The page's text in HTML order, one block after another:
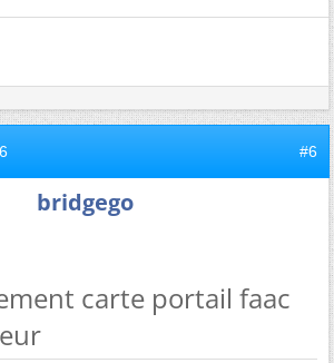
#6
bridgego
carte portail faac